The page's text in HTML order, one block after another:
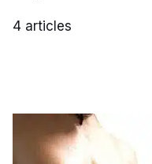
4 articles